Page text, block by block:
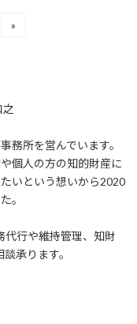
»
務所を営んでいます。
個人の方の知的財産に
いという想いから2020
。
代行や維持管理、知財
承ります。